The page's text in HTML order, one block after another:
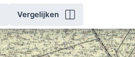
Vergelijken